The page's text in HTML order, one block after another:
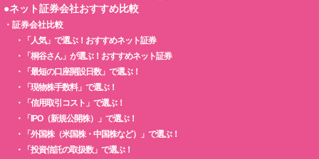
●ネット証券会社おすすめ比較
・ 証券会社比較
・
「人気」で選ぶ！おすすめネット証券
・
「桐谷さん」が選ぶ！おすすめネット証券
・
「最短の口座開設日数」で選ぶ！
・
「現物株手数料」で選ぶ！
・
「信用取引コスト」で選ぶ！
・
「IPO（新規公開株）」で選ぶ！
・
「外国株（米国株・中国株など）」で選ぶ！
・
「投資信託の取扱数」で選ぶ！